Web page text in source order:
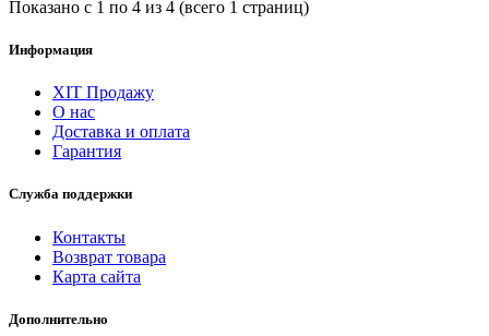
Показано с 1 по 4 из 4 (всего 1 страниц)
Информация
ХІТ Продажу
О нас
Доставка и оплата
Гарантия
Служба поддержки
Контакты
Возврат товара
Карта сайта
Дополнительно